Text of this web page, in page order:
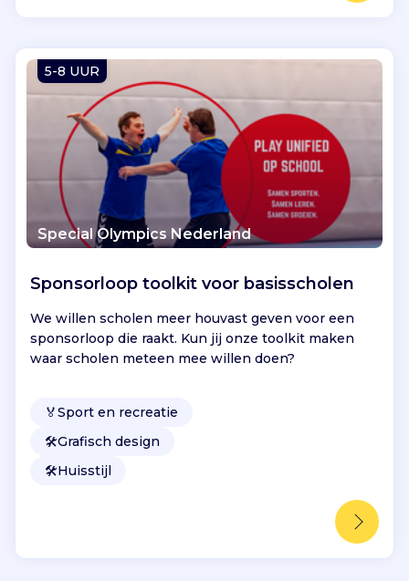
5-8 UUR
Special Olympics Nederland
Sponsorloop toolkit voor basisscholen
We willen scholen meer houvast geven voor een
sponsorloop die raakt. Kun jij onze toolkit maken
waar scholen meteen mee willen doen?
🏅Sport en recreatie
🛠️Grafisch design
🛠️Huisstijl